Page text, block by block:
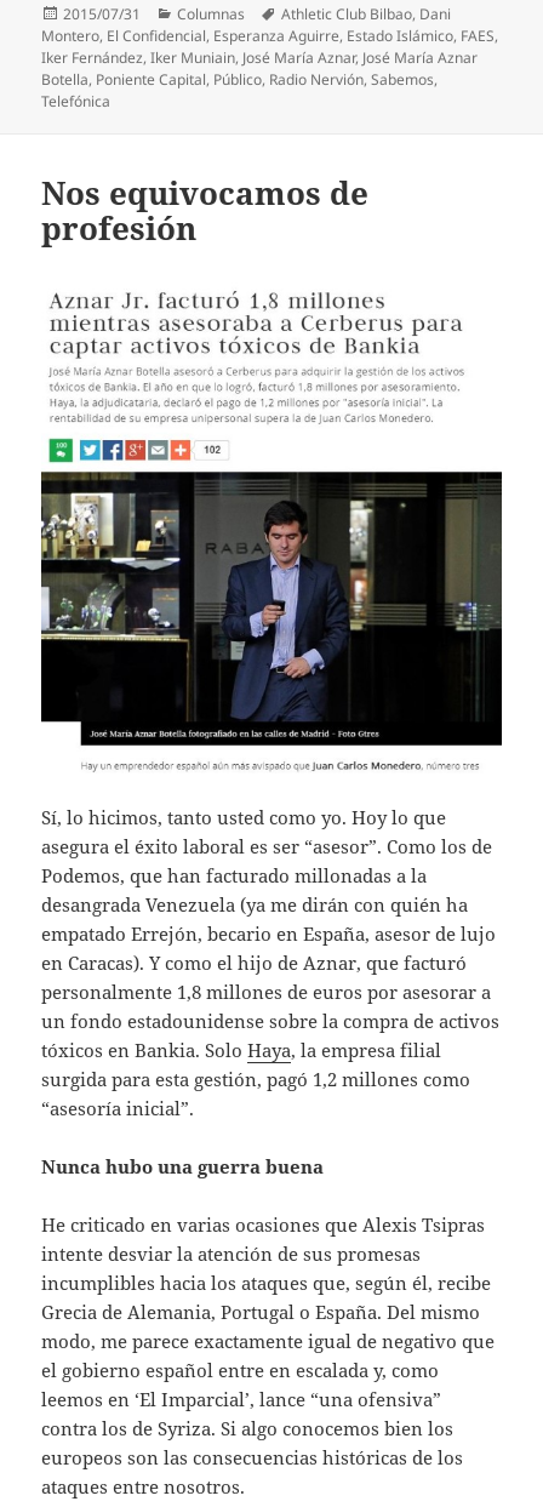
Publicado
el
2015/07/31 Categorías
Columnas Etiquetas
Athletic Club Bilbao, Dani
Montero, El Confidencial, Esperanza Aguirre, Estado Islámico, FAES,
Iker Fernández,Iker Muniain, José María Aznar, José María Aznar
Botella, Poniente Capital, Público, Radio Nervión,Sabemos,
Telefónica
Nos equivocamos de
profesión
Sí, lo hicimos, tanto usted como yo. Hoy lo que
asegura el éxito laboral es ser “asesor”. Como los de
Podemos, que han facturado millonadas a la
desangrada Venezuela (ya me dirán con quién ha
empatado Errejón, becario en España, asesor de lujo
en Caracas). Y como el hijo de Aznar, que facturó
personalmente 1,8 millones de euros por asesorar a
un fondo estadounidense sobre la compra de activos
tóxicos en Bankia. SoloHaya, la empresa filial
surgida para esta gestión, pagó 1,2 millones como
“asesoría inicial”.
Nunca hubo una guerra buena
He criticado en varias ocasiones que Alexis Tsipras
intente desviar la atención de sus promesas
incumplibles hacia los ataques que, según él, recibe
Grecia de Alemania, Portugal o España. Del mismo
modo, me parece exactamente igual de negativo que
el gobierno español entre en escalada y, como
leemos en ‘El Imparcial’, lance “una ofensiva”
contra los de Syriza. Si algo conocemos bien los
europeos son las consecuencias históricas de los
ataques entre nosotros.